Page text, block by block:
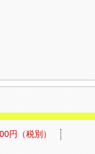
円（税別）